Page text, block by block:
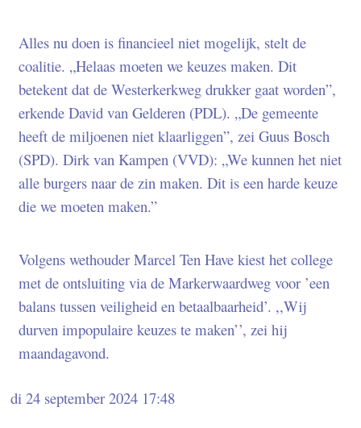
Alles nu doen is financieel niet mogelijk, stelt de
coalitie. „Helaas moeten we keuzes maken. Dit
betekent dat de Westerkerkweg drukker gaat worden”,
erkende David van Gelderen (PDL). „De gemeente
heeft de miljoenen niet klaarliggen”, zei Guus Bosch
(SPD). Dirk van Kampen (VVD): „We kunnen het niet
alle burgers naar de zin maken. Dit is een harde keuze
die we moeten maken.”
Volgens wethouder Marcel Ten Have kiest het college
met de ontsluiting via de Markerwaardweg voor ’een
balans tussen veiligheid en betaalbaarheid’. ,,Wij
durven impopulaire keuzes te maken’’, zei hij
maandagavond.
di 24 september 2024 17:48